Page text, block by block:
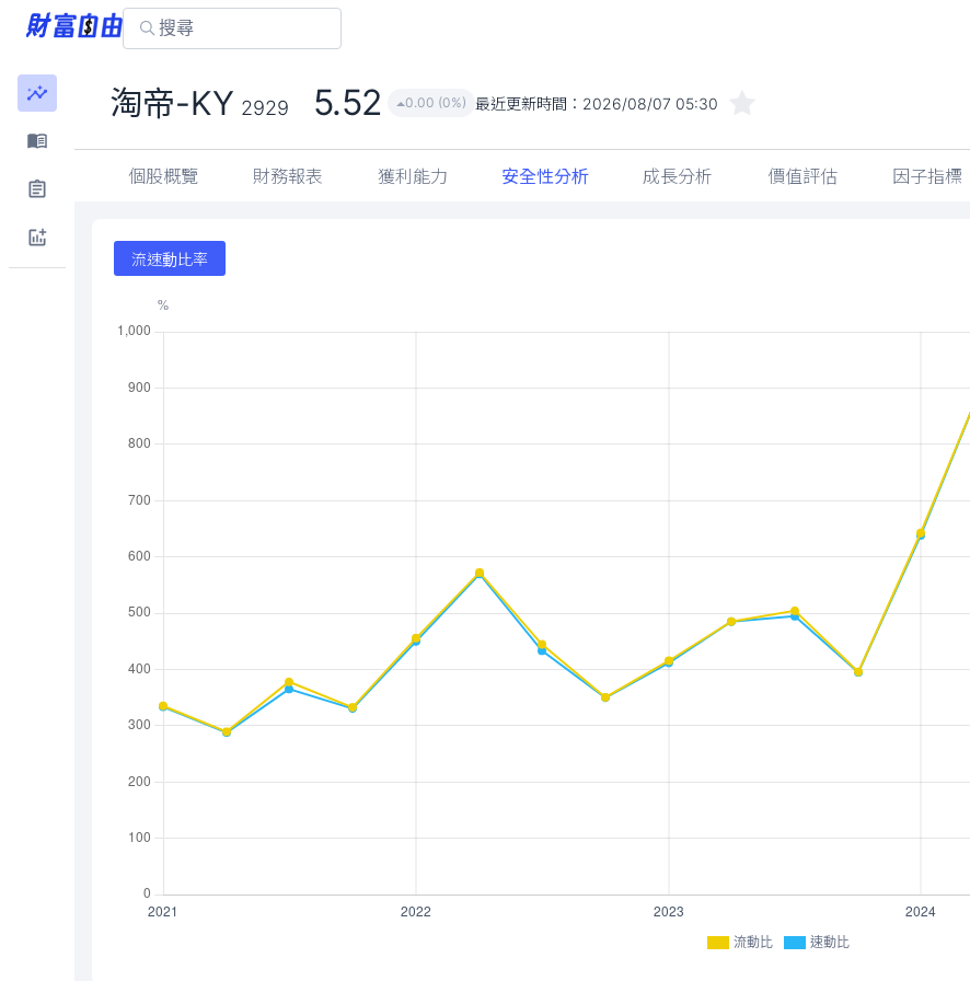
淘帝-KY 2929 5.52 0.00 (0%) 最近更新時間： 2026/08/07 05:30
個股概覽 財務報表 獲利能力 安全性分析 成長分析 價值評估 因子指標
流速動比率
流動比 速動比